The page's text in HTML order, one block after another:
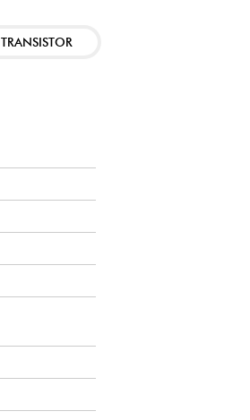
TRANSISTOR